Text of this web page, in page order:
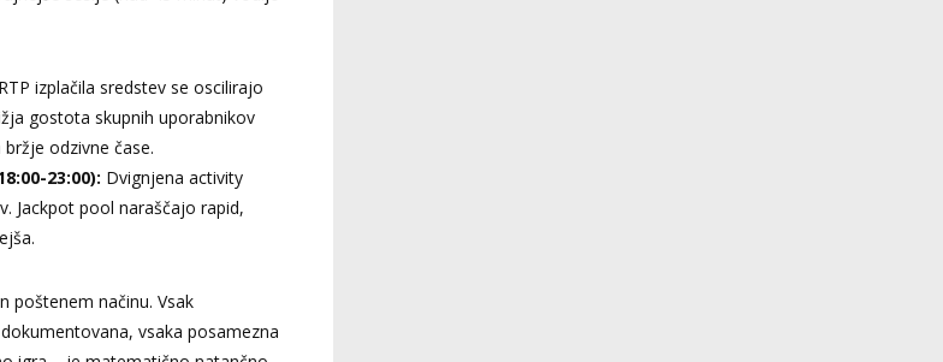
izplačila sredstev se oscilirajo
gostota skupnih uporabnikov
odzivne čase.
23:00): Dvignjena activity
Jackpot pool naraščajo rapid,
poštenem načinu. Vsak
vsaka posamezna